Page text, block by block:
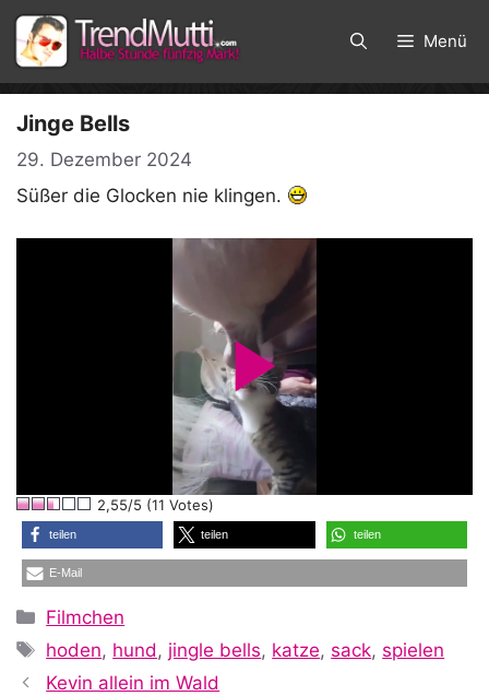
Zum
Inhalt
springen
Menü
Jinge Bells
29. Dezember 2024
Süßer die Glocken nie klingen.
P
l
a
y
2,55/5 (11 Votes)
teilen teilen teilen
E-Mail
Kategorien
Filmchen
Schlagwörter
hoden, hund, jingle bells, katze, sack, spielen
Kevin allein im Wald